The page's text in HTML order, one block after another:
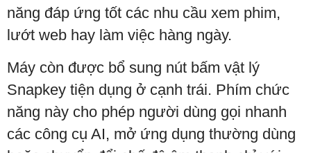
năng đáp ứng tốt các nhu cầu xem phim,
lướt web hay làm việc hàng ngày.
Máy còn được bổ sung nút bấm vật lý
Snapkey tiện dụng ở cạnh trái. Phím chức
năng này cho phép người dùng gọi nhanh
các công cụ AI, mở ứng dụng thường dùng